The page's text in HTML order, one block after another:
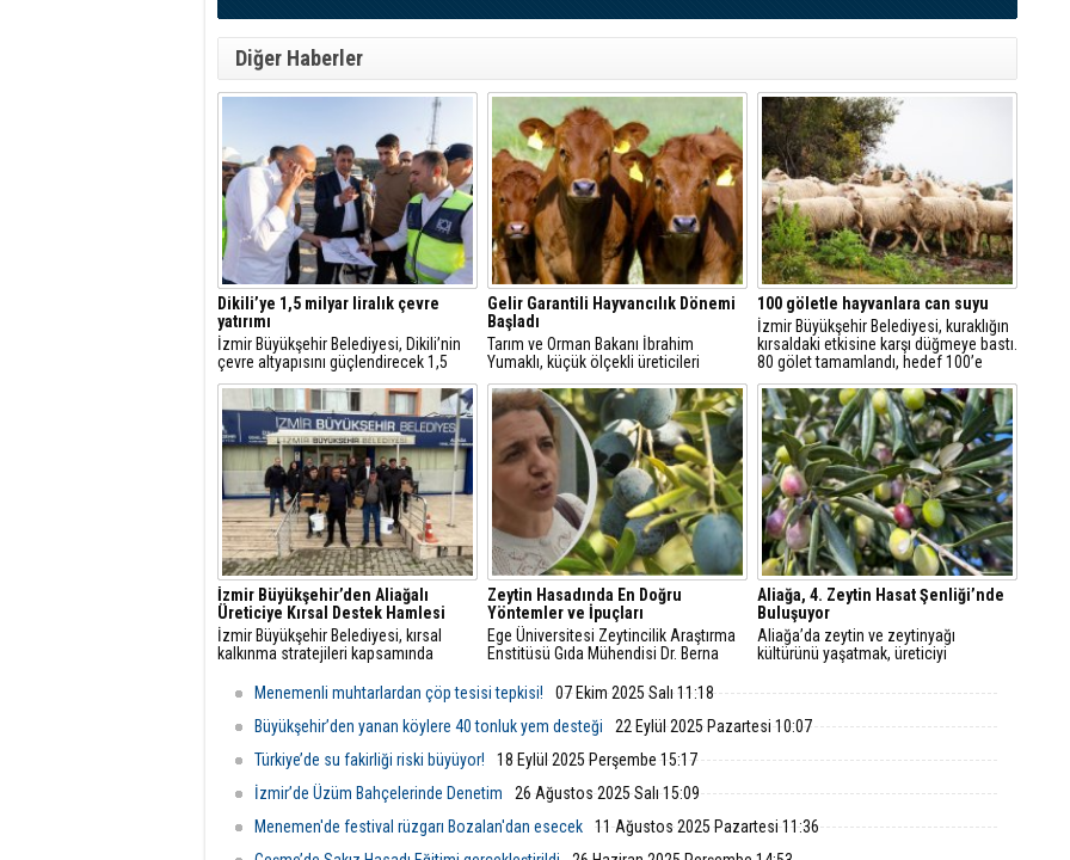
Diğer Haberler
Dikili’ye 1,5 milyar liralık çevre
yatırımı
İzmir Büyükşehir Belediyesi, Dikili’nin
çevre altyapısını güçlendirecek 1,5
milyar liralık yatırımı hayata geçiriyor.
Gelir Garantili Hayvancılık Dönemi
Başladı
Tarım ve Orman Bakanı İbrahim
Yumaklı, küçük ölçekli üreticileri
desteklemek amacıyla "Gelir Garantili
Besicilik Projesi"ni hayata
geçirdiklerini açıkladı.
100 göletle hayvanlara can suyu
İzmir Büyükşehir Belediyesi, kuraklığın
kırsaldaki etkisine karşı düğmeye bastı.
80 gölet tamamlandı, hedef 100’e
çıkarmak. Hem üretici hem yaban
hayatı nefes alacak, göletler
yangınlarda bile kullanılacak.
İzmir Büyükşehir’den Aliağalı
Üreticiye Kırsal Destek Hamlesi
İzmir Büyükşehir Belediyesi, kırsal
kalkınma stratejileri kapsamında
işletmelerine yönelik ekipman ve hijyen
Zeytin Hasadında En Doğru
Yöntemler ve İpuçları
Ege Üniversitesi Zeytincilik Araştırma
Enstitüsü Gıda Mühendisi Dr. Berna
edilmesi gereken en önemli noktalara
dair açıklamalarda bulundu.
Aliağa, 4. Zeytin Hasat Şenliği’nde
Buluşuyor
Aliağa’da zeytin ve zeytinyağı
kültürünü yaşatmak, üreticiyi
Şenliği, 21 Ekim 2025 Salı günü saat
düzenlenecek.
Menemenli muhtarlardan çöp tesisi tepkisi!
07 Ekim 2025 Salı 11:18
Büyükşehir’den yanan köylere 40 tonluk yem desteği
22 Eylül 2025 Pazartesi 10:07
Türkiye’de su fakirliği riski büyüyor!
18 Eylül 2025 Perşembe 15:17
İzmir’de Üzüm Bahçelerinde Denetim
26 Ağustos 2025 Salı 15:09
Menemen'de festival rüzgarı Bozalan'dan esecek
11 Ağustos 2025 Pazartesi 11:36